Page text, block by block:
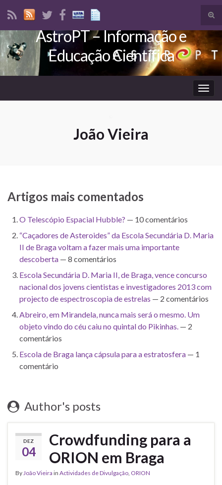
Search for:
AstroPT – Informação e
Educação Científica
João Vieira
Artigos mais comentados
O Telescópio Espacial Hubble? — 10 comentários
“Caçadores de Asteroides” da Escola Secundária D. Maria
II de Braga voltam a fazer mais uma importante
descoberta — 8 comentários
Escola Secundária D. Maria II, de Braga, vence concurso
nacional dos jovens cientistas e investigadores 2013 com
projecto de espectroscopia de estrelas — 2 comentários
Abreiro, em Mirandela, nunca mais será o mesmo. Um
objeto vindo do céu caiu no quintal do Pikinhas. — 2
comentários
Escola de Braga lança cápsula para a estratosfera — 1
comentário
Author's posts
DEZ
04
Crowdfunding para a
ORION em Braga
ByJoão Vieira in Actividades de Divulgação, ORION